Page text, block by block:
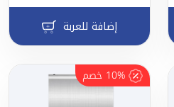
إضافة للعربة
10% خصم